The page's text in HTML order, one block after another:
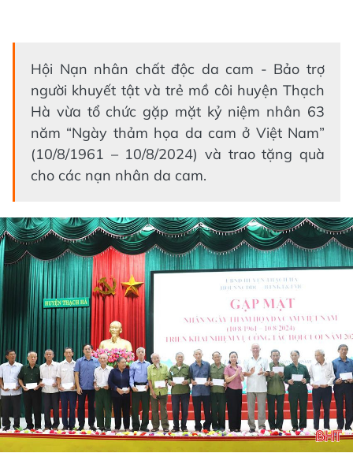
Hội Nạn nhân chất độc da cam - Bảo trợ
người khuyết tật và trẻ mồ côi huyện Thạch
Hà vừa tổ chức gặp mặt kỷ niệm nhân 63
năm “Ngày thảm họa da cam ở Việt Nam”
(10/8/1961 – 10/8/2024) và trao tặng quà
cho các nạn nhân da cam.